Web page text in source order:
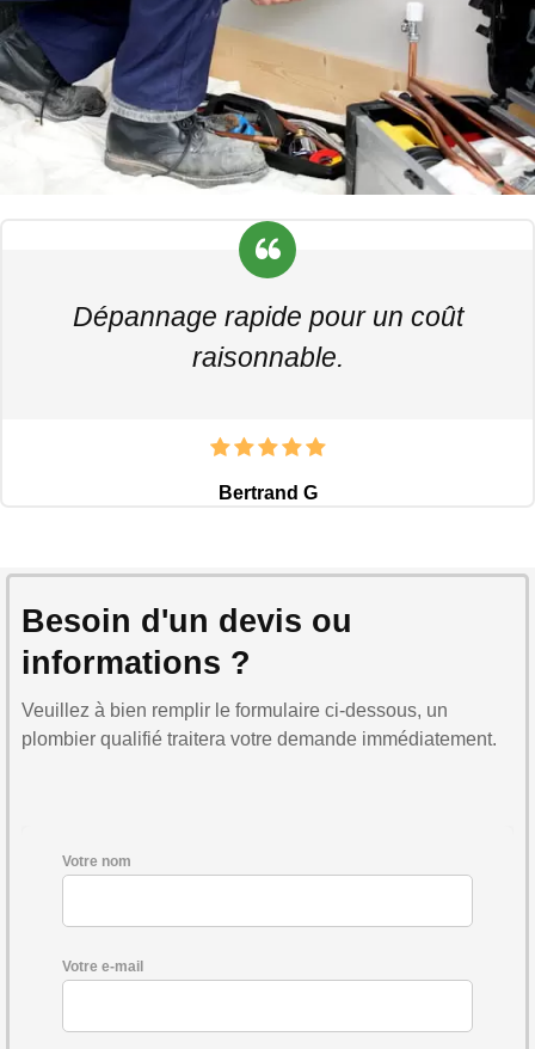
Dépannage rapide pour un coût
raisonnable.
Bertrand G
Besoin d'un devis ou
informations ?
Veuillez à bien remplir le formulaire ci-dessous, un
plombier qualifié traitera votre demande immédiatement.
Votre nom
Votre e-mail